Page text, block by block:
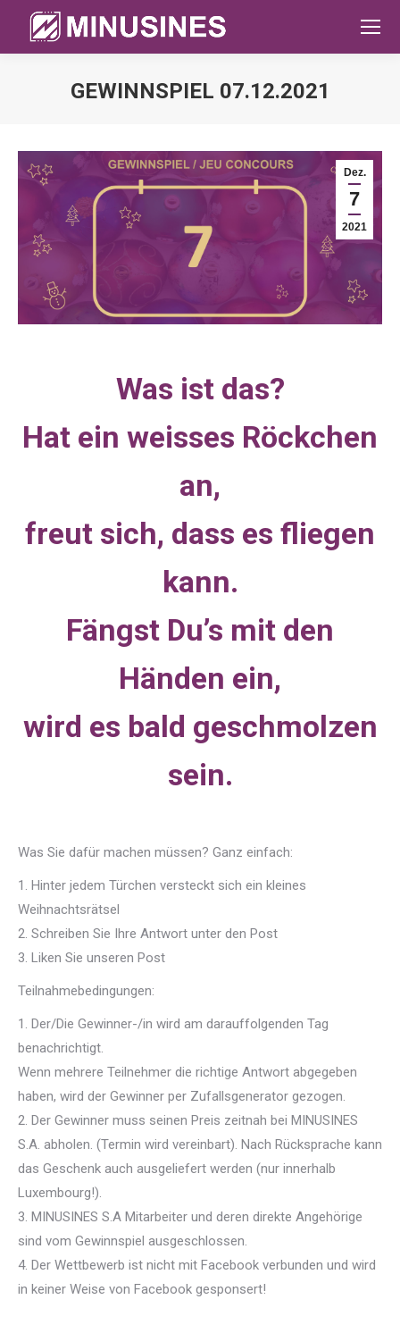
GEWINNSPIEL 07.12.2021
Dez.
7
2021
Was ist das?
Hat ein weisses Röckchen
an,
freut sich, dass es fliegen
kann.
Fängst Du’s mit den
Händen ein,
wird es bald geschmolzen
sein.
Was Sie dafür machen müssen? Ganz einfach:
1. Hinter jedem Türchen versteckt sich ein kleines
Weihnachtsrätsel
2. Schreiben Sie Ihre Antwort unter den Post
3. Liken Sie unseren Post
Teilnahmebedingungen:
1. Der/Die Gewinner-/in wird am darauffolgenden Tag
benachrichtigt.
Wenn mehrere Teilnehmer die richtige Antwort abgegeben
haben, wird der Gewinner per Zufallsgenerator gezogen.
2. Der Gewinner muss seinen Preis zeitnah bei MINUSINES
S.A. abholen. (Termin wird vereinbart). Nach Rücksprache kann
das Geschenk auch ausgeliefert werden (nur innerhalb
Luxembourg!).
3. MINUSINES S.A Mitarbeiter und deren direkte Angehörige
sind vom Gewinnspiel ausgeschlossen.
4. Der Wettbewerb ist nicht mit Facebook verbunden und wird
in keiner Weise von Facebook gesponsert!